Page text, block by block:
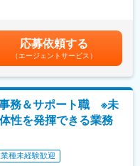
まで人の手でアナログに行わ
、調整、計測、分包まで対応
テムが、24時間止めてはなら
事者の負担軽減に大きく貢献
プクラスのシェアを誇る製
こそ、競合製品を使っている
行錯誤する面白さがありま
設入居者さんへ訪問し、医
療法士も在籍し、看護とリハ
す。
訪問看護を必要とするすべて
ンに添って、看護師（また
気・体調不良などで支援を
ている施設を訪問し、医療
供いたします。
）記載金額は選考を通じて上
)は固定手当を含みます。
応募依頼する
（エージェントサービス）
事務＆サポート職 ※未
性を発揮できる業務
業種未経験歓迎